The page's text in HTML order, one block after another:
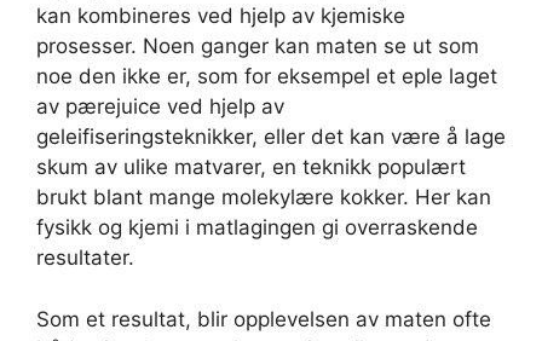
kan kombineres ved hjelp av kjemiske
prosesser. Noen ganger kan maten se ut som
noe den ikke er, som for eksempel et eple laget
av pærejuice ved hjelp av
geleifiseringsteknikker, eller det kan være å lage
skum av ulike matvarer, en teknikk populært
brukt blant mange molekylære kokker. Her kan
fysikk og kjemi i matlagingen gi overraskende
resultater.
Som et resultat, blir opplevelsen av maten ofte